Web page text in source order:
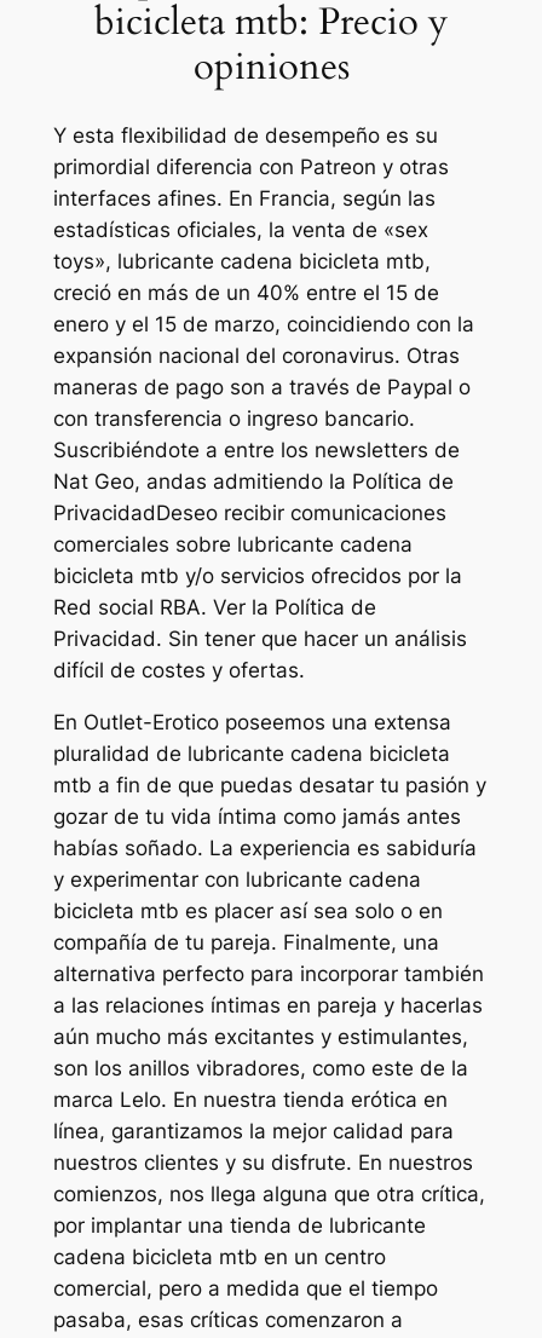
bicicleta mtb: Precio y
opiniones
Y esta flexibilidad de desempeño es su
primordial diferencia con Patreon y otras
interfaces afines. En Francia, según las
estadísticas oficiales, la venta de «sex
toys», lubricante cadena bicicleta mtb,
creció en más de un 40% entre el 15 de
enero y el 15 de marzo, coincidiendo con la
expansión nacional del coronavirus. Otras
maneras de pago son a través de Paypal o
con transferencia o ingreso bancario.
Suscribiéndote a entre los newsletters de
Nat Geo, andas admitiendo la Política de
PrivacidadDeseo recibir comunicaciones
comerciales sobre lubricante cadena
bicicleta mtb y/o servicios ofrecidos por la
Red social RBA. Ver la Política de
Privacidad. Sin tener que hacer un análisis
difícil de costes y ofertas.
En Outlet-Erotico poseemos una extensa
pluralidad de lubricante cadena bicicleta
mtb a fin de que puedas desatar tu pasión y
gozar de tu vida íntima como jamás antes
habías soñado. La experiencia es sabiduría
y experimentar con lubricante cadena
bicicleta mtb es placer así sea solo o en
compañía de tu pareja. Finalmente, una
alternativa perfecto para incorporar también
a las relaciones íntimas en pareja y hacerlas
aún mucho más excitantes y estimulantes,
son los anillos vibradores, como este de la
marca Lelo. En nuestra tienda erótica en
línea, garantizamos la mejor calidad para
nuestros clientes y su disfrute. En nuestros
comienzos, nos llega alguna que otra crítica,
por implantar una tienda de lubricante
cadena bicicleta mtb en un centro
comercial, pero a medida que el tiempo
pasaba, esas críticas comenzaron a